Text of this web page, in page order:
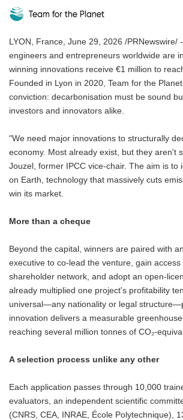
LYON, France, June 29, 2026 /PRNewswire/
engineers and entrepreneurs worldwide are
winning innovations receive €1 million to
Founded in Lyon in 2020, Team for the
conviction: decarbonisation must be sound
investors and innovators alike.
"We need major innovations to structurally
economy. Most already exist, but they aren't
Jouzel, former IPCC vice-chair. The aim is to
on Earth, technology that massively cuts
win its market.
More than a cheque
Beyond the capital, winners are paired with
executive to co-lead the venture, gain
shareholder network, and adopt an open-
already multiplied one project's profitability
universal—any nationality or legal
innovation delivers a measurable
reaching several million tonnes of CO₂-
A selection process unlike any other
Each application passes through 10,000
evaluators, an independent scientific
(CNRS, CEA, INRAE, École Polytechnique),